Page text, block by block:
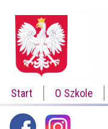
Start O Szkole